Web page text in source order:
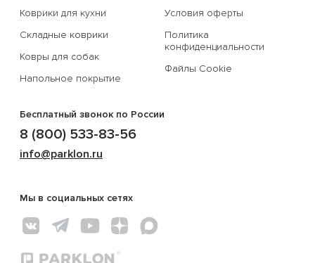
Коврики для кухни
Складные коврики
Ковры для собак
Напольное покрытие
Условия оферты
Политика
конфиденциальности
Файлы Cookie
Бесплатный звонок по России
8 (800) 533-83-56
info@parklon.ru
Мы в социальных сетях